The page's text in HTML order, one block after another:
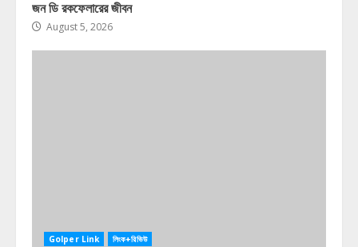
জন ডি রকফেলারের জীবন
August 5, 2026
Golper Link লিংক+রিভিউ